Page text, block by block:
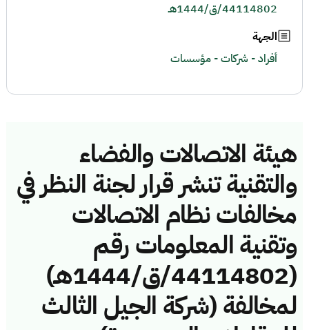
هيئة الاتصالات والفضاء
والتقنية تنشر قرار لجنة النظر في
مخالفات نظام الاتصالات
وتقنية المعلومات رقم
(44114802/ق/1444هـ)
لمخالفة (شركة الجيل الثالث
44114802/ق/1444هـ
الجهة
أفراد - شركات - مؤسسات